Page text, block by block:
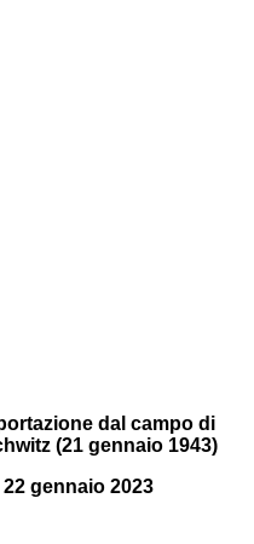
dal campo di
(21 gennaio 1943)
gennaio 2023